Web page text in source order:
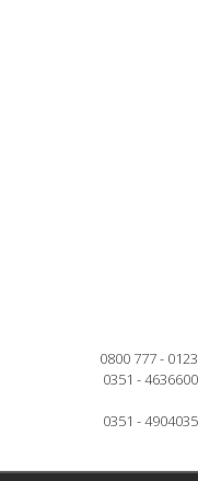
0800 777 - 0123
0351 - 4636600
0351 - 4904035